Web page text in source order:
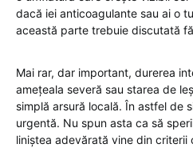
dacă iei anticoagulante sau ai o
această parte trebuie discutată
Mai rar, dar important, durerea
amețeala severă sau starea de
simplă arsură locală. În astfel de
urgentă. Nu spun asta ca să
liniștea adevărată vine din criterii